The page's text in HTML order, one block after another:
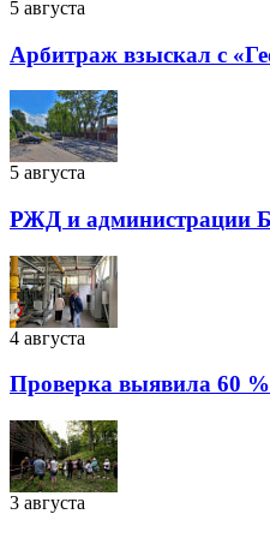
5 августа
Арбитраж взыскал с
5 августа
РЖД и администрации
4 августа
Проверка выявила 60 %
3 августа